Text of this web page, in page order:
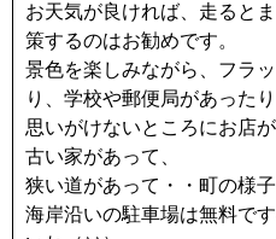
お天気が良ければ、走ると
策するのはお勧めです。
景色を楽しみながら、フラ
り、学校や郵便局があったり
思いがけないところにお店
古い家があって、
狭い道があって・・町の様
海岸沿いの駐車場は無料で